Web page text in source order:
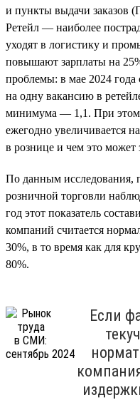
и пункты выдачи заказов
Ретейл — наиболее
уходят в логистику и
повышают зарплаты на
проблемы: в мае 2024
на одну вакансию в
минимума — 1,1. При этом
ежегодно увеличивается
в рознице и чем это может
По данным исследования,
розничной торговли
год этот показатель
компаний считается
30%, в то время как для
80%.
Если